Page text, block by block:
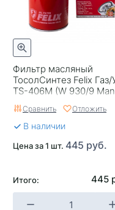
Фильтр масляный
ТосолСинтез Felix Газ/
TS-406М (W 930/9
Россия
Сравнить Отложить
В наличии
Цена за 1 шт. 445 руб.
Итого: 445